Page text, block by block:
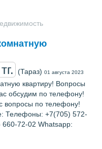
(Тараз) 01 августа 2023
квартиру! Вопросы
обсудим по телефону!
вопросы по телефону!
Телефоны: +7(705) 572-
72-02 Whatsapp: